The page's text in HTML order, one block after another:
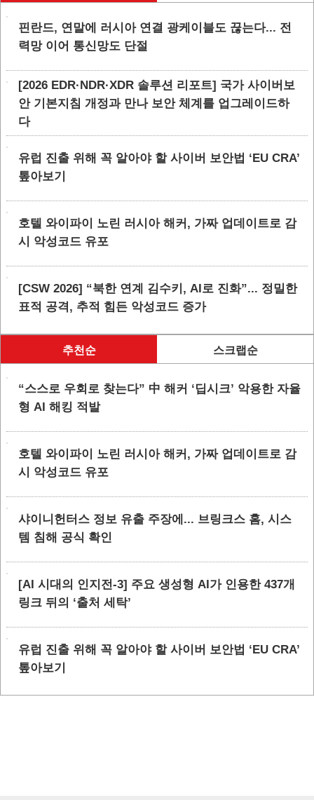
핀란드, 연말에 러시아 연결 광케이블도 끊는다... 전
력망 이어 통신망도 단절
[2026 EDR·NDR·XDR 솔루션 리포트] 국가 사이버보
안 기본지침 개정과 만나 보안 체계를 업그레이드하
다
유럽 진출 위해 꼭 알아야 할 사이버 보안법 ‘EU CRA’
톺아보기
호텔 와이파이 노린 러시아 해커, 가짜 업데이트로 감
시 악성코드 유포
[CSW 2026] “북한 연계 김수키, AI로 진화”... 정밀한
표적 공격, 추적 힘든 악성코드 증가
추천순 스크랩순
“스스로 우회로 찾는다” 中 해커 ‘딥시크’ 악용한 자율
형 AI 해킹 적발
호텔 와이파이 노린 러시아 해커, 가짜 업데이트로 감
시 악성코드 유포
샤이니헌터스 정보 유출 주장에... 브링크스 홈, 시스
템 침해 공식 확인
[AI 시대의 인지전-3] 주요 생성형 AI가 인용한 437개
링크 뒤의 ‘출처 세탁’
유럽 진출 위해 꼭 알아야 할 사이버 보안법 ‘EU CRA’
톺아보기